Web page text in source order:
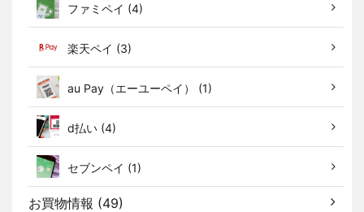
ファミペイ (4)
楽天ペイ (3)
au Pay（エーユーペイ） (1)
d払い (4)
セブンペイ (1)
お買物情報 (49)